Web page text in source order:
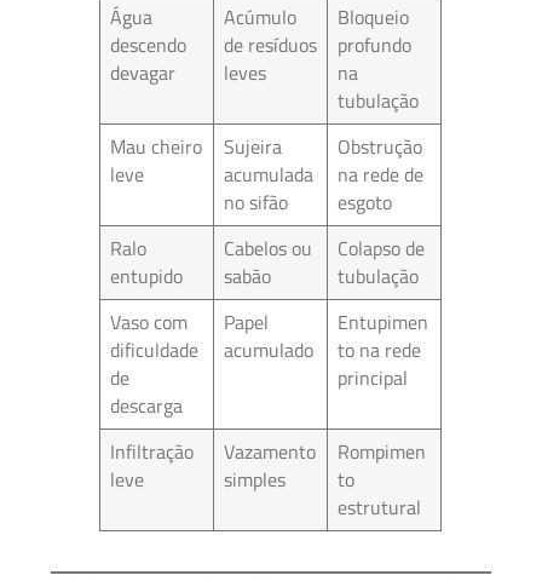
Água
descendo
devagar
Acúmulo
de resíduos
leves
Bloqueio
profundo
na
tubulação
Mau cheiro
leve
Sujeira
acumulada
no sifão
Obstrução
na rede de
esgoto
Ralo
entupido
Cabelos ou
sabão
Colapso de
tubulação
Vaso com
dificuldade
de
descarga
Papel
acumulado
Entupimen
to na rede
principal
Infiltração
leve
Vazamento
simples
Rompimen
to
estrutural